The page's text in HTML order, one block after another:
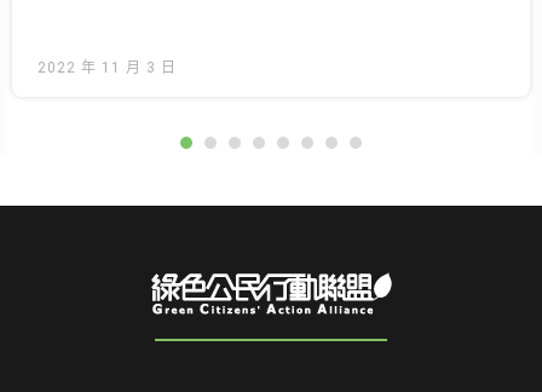
2022 年 11 月 3 日